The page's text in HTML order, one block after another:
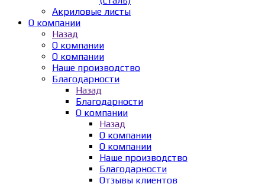
Акриловые листы
О компании
Назад
О компании
О компании
Наше производство
Благодарности
Назад
Благодарности
О компании
Назад
О компании
О компании
Наше производство
Благодарности
Отзывы клиентов